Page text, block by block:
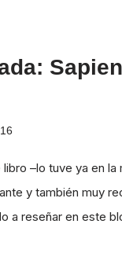
–lo tuve ya en
y también muy
a reseñar en este